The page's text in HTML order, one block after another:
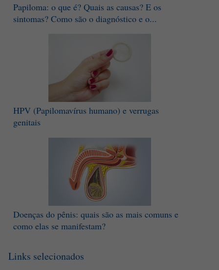
Papiloma: o que é? Quais as causas? E os
sintomas? Como são o diagnóstico e o...
HPV (Papilomavírus humano) e verrugas
genitais
Doenças do pênis: quais são as mais comuns e
como elas se manifestam?
Links selecionados